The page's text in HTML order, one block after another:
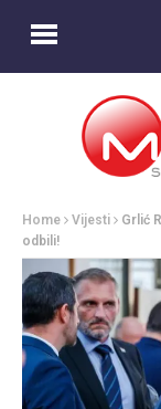
Home Vijesti
Grlić
odbili!